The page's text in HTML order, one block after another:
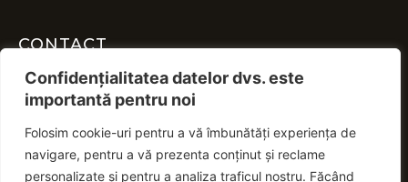
Confidențialitatea datelor dvs. este
importantă pentru noi
Folosim cookie-uri pentru a vă îmbunătăți experiența de
navigare, pentru a vă prezenta conținut și reclame
personalizate și pentru a analiza traficul nostru. Făcând
CONTACT
office@nitaadrian.ro
0728 460 750